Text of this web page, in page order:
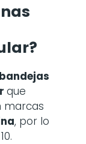
?
bandejas
que
marcas
, por lo